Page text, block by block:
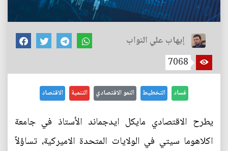
إيهاب علي النواب
7068
فساد التخطيط النمو الاقتصادي التنمية الاقتصاد
يطرح الاقتصادي مايكل ايدجماند الأستاذ في جامعة
اكلاهوما سيتي في الولايات المتحدة الاميركية، تساؤلاً